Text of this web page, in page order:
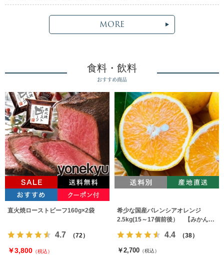
MORE
食料・飲料
おすすめ商品
直火焼ローストビーフ160g×2袋
4.7 （72）
￥3,800 （税込）
希少な国産バレンシアオレンジ
2.5kg(15～17個前後） 【みかんの
4.4 （38）
￥2,700 （税込）